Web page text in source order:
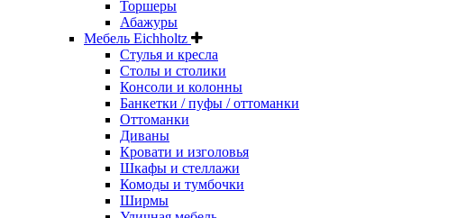
Торшеры
Абажуры
Мебель Eichholtz
Стулья и кресла
Столы и столики
Консоли и колонны
Банкетки / пуфы / оттоманки
Оттоманки
Диваны
Кровати и изголовья
Шкафы и стеллажи
Комоды и тумбочки
Ширмы